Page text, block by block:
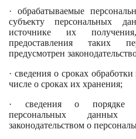
· обрабатываемые
субъекту персональных
источнике их
предоставления таких
предусмотрен
· сведения о сроках
числе о сроках их хранения;
· сведения о порядке
персональных данных
законодательством о